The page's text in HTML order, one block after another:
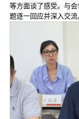
等方面谈了感受。与
题逐一回应并深入交流